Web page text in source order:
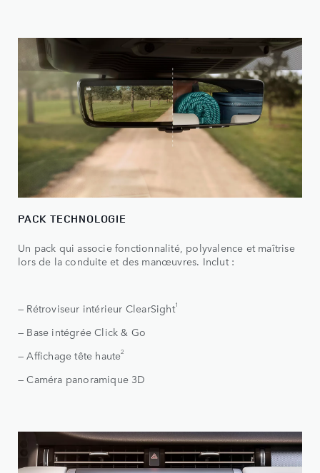
PACK TECHNOLOGIE
Un pack qui associe fonctionnalité, polyvalence et maîtrise
lors de la conduite et des manœuvres. Inclut :
— Rétroviseur intérieur ClearSight1
— Base intégrée Click & Go
— Affichage tête haute2
— Caméra panoramique 3D